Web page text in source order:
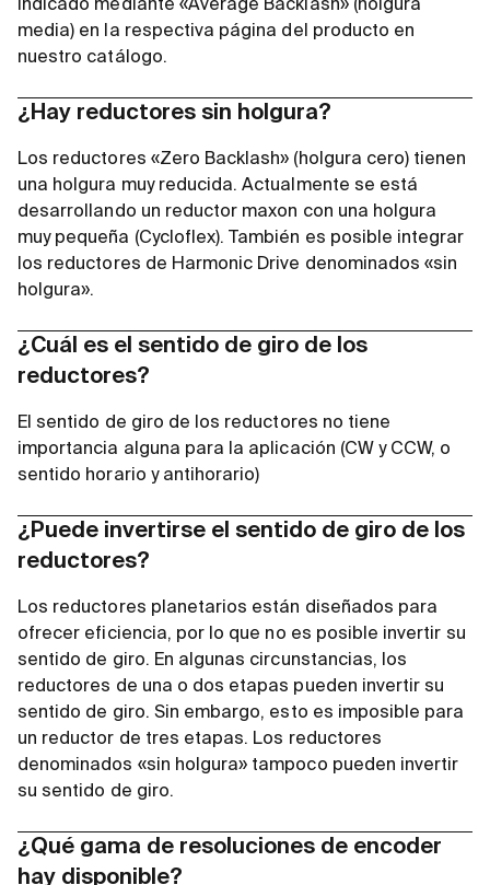
indicado mediante «Average Backlash» (holgura
media) en la respectiva página del producto en
nuestro catálogo.
¿Hay reductores sin holgura?
Los reductores «Zero Backlash» (holgura cero) tienen
una holgura muy reducida. Actualmente se está
desarrollando un reductor maxon con una holgura
muy pequeña (Cycloflex). También es posible integrar
los reductores de Harmonic Drive denominados «sin
holgura».
¿Cuál es el sentido de giro de los
reductores?
El sentido de giro de los reductores no tiene
importancia alguna para la aplicación (CW y CCW, o
sentido horario y antihorario)
¿Puede invertirse el sentido de giro de los
reductores?
Los reductores planetarios están diseñados para
ofrecer eficiencia, por lo que no es posible invertir su
sentido de giro. En algunas circunstancias, los
reductores de una o dos etapas pueden invertir su
sentido de giro. Sin embargo, esto es imposible para
un reductor de tres etapas. Los reductores
denominados «sin holgura» tampoco pueden invertir
su sentido de giro.
¿Qué gama de resoluciones de encoder
hay disponible?